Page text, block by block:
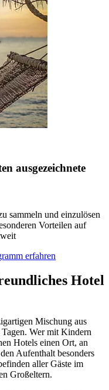
ausgezeichnete
sammeln und einzulösen
Vorteilen auf
erfahren
Hotel
Mischung aus
Wer mit Kindern
Hotels einen Ort, an
Aufenthalt besonders
aller Gäste im
Großeltern.